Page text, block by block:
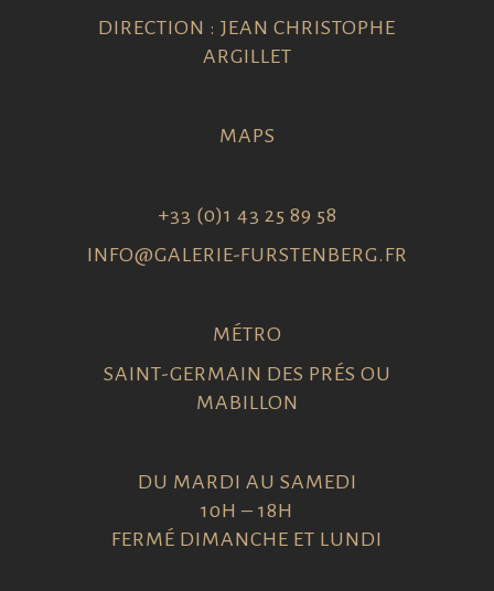
DIRECTION : JEAN CHRISTOPHE
ARGILLET
MAPS
+33 (0)1 43 25 89 58
INFO@GALERIE-FURSTENBERG.FR
MÉTRO
SAINT-GERMAIN DES PRÉS OU
MABILLON
DU MARDI AU SAMEDI
10H – 18H
FERMÉ DIMANCHE ET LUNDI